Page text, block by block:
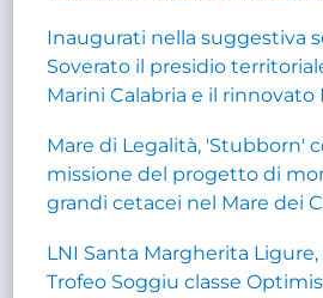
Inaugurati nella suggestiva
Soverato il presidio
Marini Calabria e il rinnovato
Mare di Legalità, 'Stubborn'
missione del progetto di
grandi cetacei nel Mare dei
LNI Santa Margherita Ligure,
Trofeo Soggiu classe